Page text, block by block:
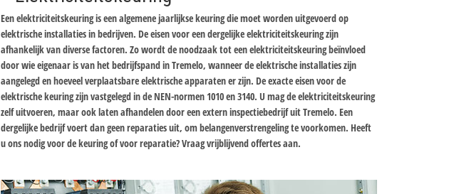
Een elektriciteitskeuring is een algemene jaarlijkse keuring die moet worden uitgevoerd op
elektrische installaties in bedrijven. De eisen voor een dergelijke elektriciteitskeuring zijn
afhankelijk van diverse factoren. Zo wordt de noodzaak tot een elektriciteitskeuring beïnvloed
door wie eigenaar is van het bedrijfspand in Tremelo, wanneer de elektrische installaties zijn
aangelegd en hoeveel verplaatsbare elektrische apparaten er zijn. De exacte eisen voor de
elektrische keuring zijn vastgelegd in de NEN-normen 1010 en 3140. U mag de elektriciteitskeuring
zelf uitvoeren, maar ook laten afhandelen door een extern inspectiebedrijf uit Tremelo. Een
dergelijke bedrijf voert dan geen reparaties uit, om belangenverstrengeling te voorkomen. Heeft
u ons nodig voor de keuring of voor reparatie? Vraag vrijblijvend offertes aan.